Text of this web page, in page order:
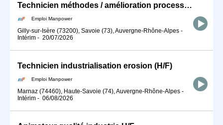
Technicien méthodes / amélioration processus (H/F)
Emploi Manpower
Gilly-sur-Isère (73200), Savoie (73), Auvergne-Rhône-Alpes -
Intérim - 20/07/2026
Technicien industrialisation erosion (H/F)
Emploi Manpower
Marnaz (74460), Haute-Savoie (74), Auvergne-Rhône-Alpes -
Intérim - 06/08/2026